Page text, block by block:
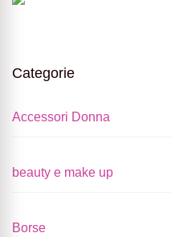
Categorie
Accessori Donna
beauty e make up
Borse